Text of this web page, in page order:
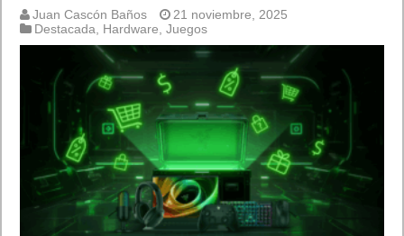
Juan Cascón Baños
21 noviembre, 2025
Destacada, Hardware,Juegos